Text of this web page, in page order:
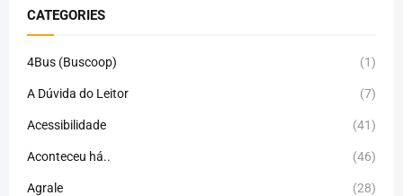
CATEGORIES
4Bus (Buscoop) (1)
A Dúvida do Leitor (7)
Acessibilidade (41)
Aconteceu há.. (46)
Agrale (28)